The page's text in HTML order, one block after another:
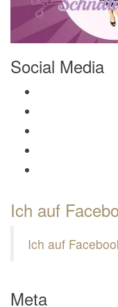
Social Media
Ich auf
Ich auf
Meta